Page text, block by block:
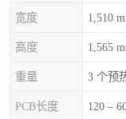
宽度 1,510
高度 1,565
重量 3 个预
PCB长度 120 –